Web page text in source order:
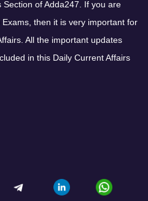
of Adda247. If you are
then it is very important for
All the important updates
in this Daily Current Affairs